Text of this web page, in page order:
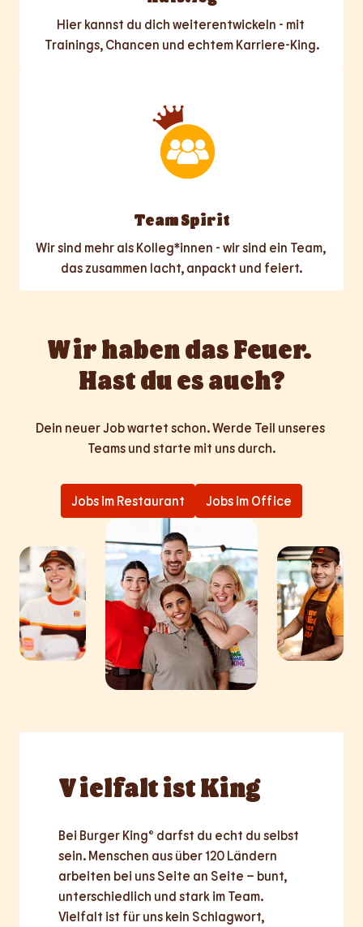
Hier kannst du dich weiterentwickeln - mit
Trainings, Chancen und echtem Karriere-King.
Team Spirit
Wir sind mehr als Kolleg*innen - wir sind ein Team,
das zusammen lacht, anpackt und feiert.
Wir haben das Feuer.
Hast du es auch?
Dein neuer Job wartet schon. Werde Teil unseres
Teams und starte mit uns durch.
Jobs im Restaurant Jobs im Office
Vielfaltist King
Bei Burger King® darfst du echt du selbst
sein. Menschen aus über 120 Ländern
arbeiten bei uns Seite an Seite – bunt,
unterschiedlich und stark im Team.
Vielfalt ist für uns kein Schlagwort,